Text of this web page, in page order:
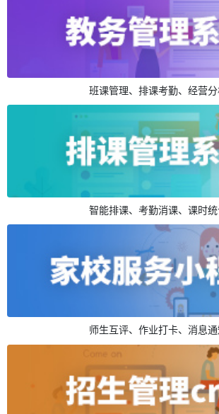
班课管理、排课考勤、经营
智能排课、考勤消课、课时
师生互评、作业打卡、消息